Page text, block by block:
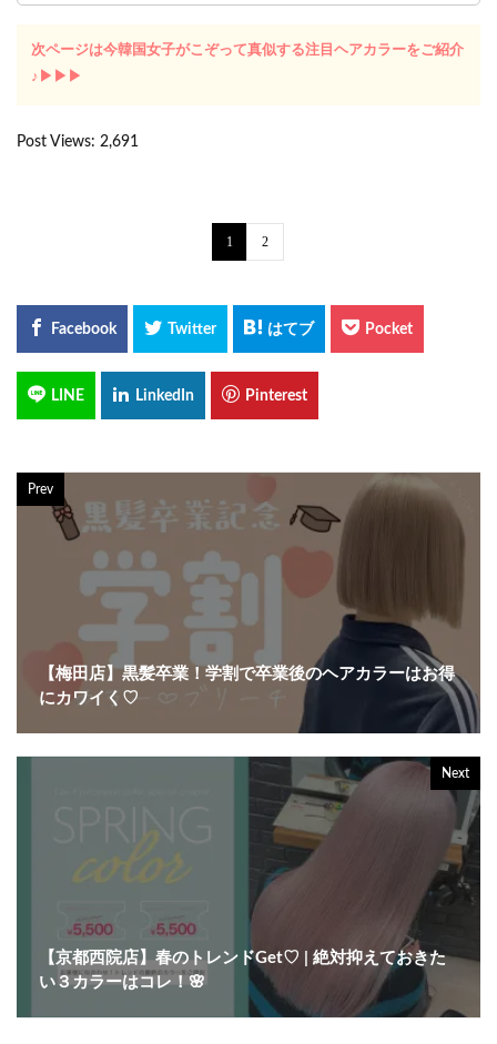
次ページは今韓国女子がこぞって真似する注目ヘアカラーをご紹介
♪▶︎▶︎▶︎
Post Views: 2,691
1 2
Prev
【梅田店】黒髪卒業！学割で卒業後のヘアカラーはお得
にカワイく♡
Next
【京都西院店】春のトレンドGet♡ | 絶対抑えておきた
い３カラーはコレ！🌸